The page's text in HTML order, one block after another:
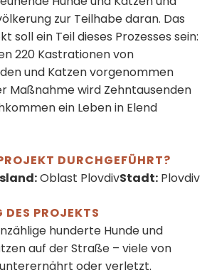
zur Teilhabe daran. Das
soll ein Teil dieses Prozesses sein:
220 Kastrationen von
und Katzen vorgenommen
Maßnahme wird Zehntausenden
ein Leben in Elend
DURCHGEFÜHRT?
Oblast PlovdivStadt: Plovdiv
DES PROJEKTS
hunderte Hunde und
auf der Straße – viele von
oder verletzt.